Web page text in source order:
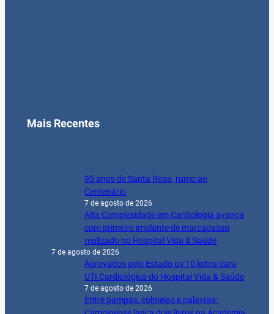
Mais Recentes
95 anos de Santa Rosa, rumo ao
Centenário
7 de agosto de 2026
Alta Complexidade em Cardiologia avança
com primeiro implante de marcapasso
realizado no Hospital Vida & Saúde
7 de agosto de 2026
Aprovados pelo Estado os 10 leitos para
UTI Cardiológica do Hospital Vida & Saúde
7 de agosto de 2026
Entre pampas, colmeias e palavras: